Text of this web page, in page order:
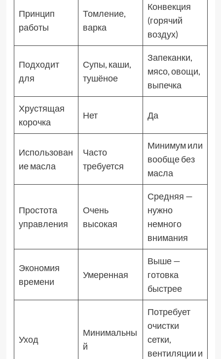
Принцип
работы
Томление,
варка
Конвекция
(горячий
воздух)
Подходит
для
Супы, каши,
тушёное
Запеканки,
мясо, овощи,
выпечка
Хрустящая
корочка
Нет Да
Использован
ие масла
Часто
требуется
Минимум или
вообще без
масла
Простота
управления
Очень
высокая
Средняя —
нужно
немного
внимания
Экономия
времени
Умеренная
Выше —
готовка
быстрее
Уход
Минимальны
й
Потребует
очистки
сетки,
вентиляции и